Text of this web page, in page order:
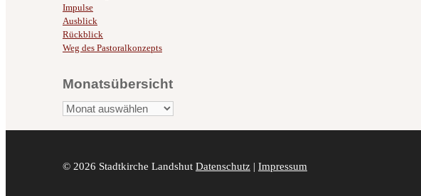
Impulse
Ausblick
Rückblick
Weg des Pastoralkonzepts
Monatsübersicht
Monatsübersicht
© 2026 Stadtkirche Landshut Datenschutz | Impressum